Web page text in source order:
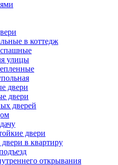
в коттедж
улицы
двери
двери
дверей
двери
в квартиру
открывания